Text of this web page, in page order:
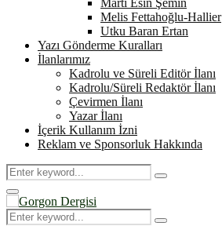
Martı Esin Şemin
Melis Fettahoğlu-Hallier
Utku Baran Ertan
Yazı Gönderme Kuralları
İlanlarımız
Kadrolu ve Süreli Editör İlanı
Kadrolu/Süreli Redaktör İlanı
Çevirmen İlanı
Yazar İlanı
İçerik Kullanım İzni
Reklam ve Sponsorluk Hakkında
Search
for:
Search
Primary
Menu
Search
for:
Search